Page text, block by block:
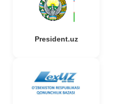
President.uz